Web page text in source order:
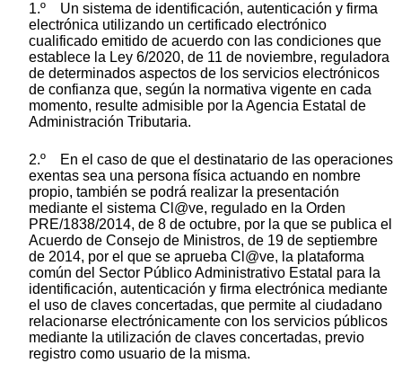
1.º Un sistema de identificación, autenticación y firma
electrónica utilizando un certificado electrónico
cualificado emitido de acuerdo con las condiciones que
establece la Ley 6/2020, de 11 de noviembre, reguladora
de determinados aspectos de los servicios electrónicos
de confianza que, según la normativa vigente en cada
momento, resulte admisible por la Agencia Estatal de
Administración Tributaria.
2.º En el caso de que el destinatario de las operaciones
exentas sea una persona física actuando en nombre
propio, también se podrá realizar la presentación
mediante el sistema Cl@ve, regulado en la Orden
PRE/1838/2014, de 8 de octubre, por la que se publica el
Acuerdo de Consejo de Ministros, de 19 de septiembre
de 2014, por el que se aprueba Cl@ve, la plataforma
común del Sector Público Administrativo Estatal para la
identificación, autenticación y firma electrónica mediante
el uso de claves concertadas, que permite al ciudadano
relacionarse electrónicamente con los servicios públicos
mediante la utilización de claves concertadas, previo
registro como usuario de la misma.